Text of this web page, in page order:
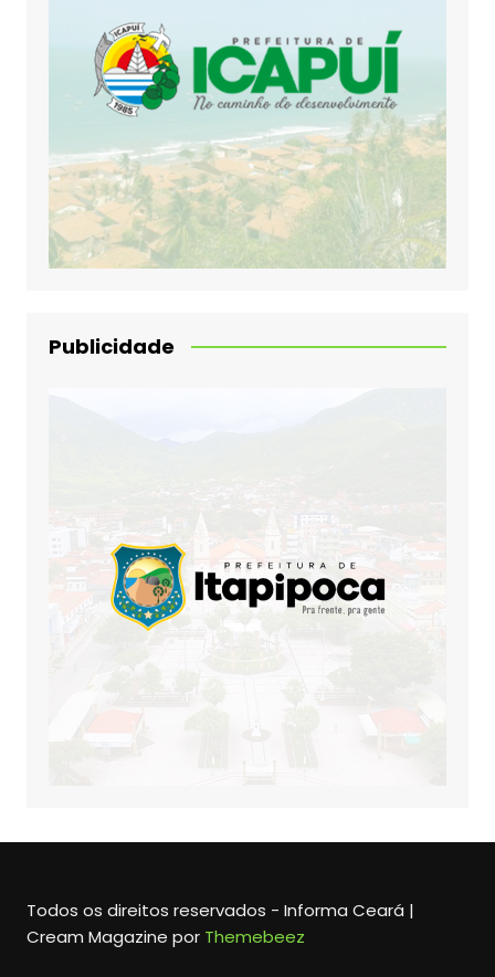
Publicidade
Todos os direitos reservados - Informa Ceará |
Cream Magazine por Themebeez